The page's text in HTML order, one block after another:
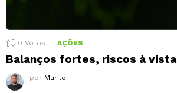
0 Votos AÇÕES
Balanços fortes, riscos à vista
por Murilo